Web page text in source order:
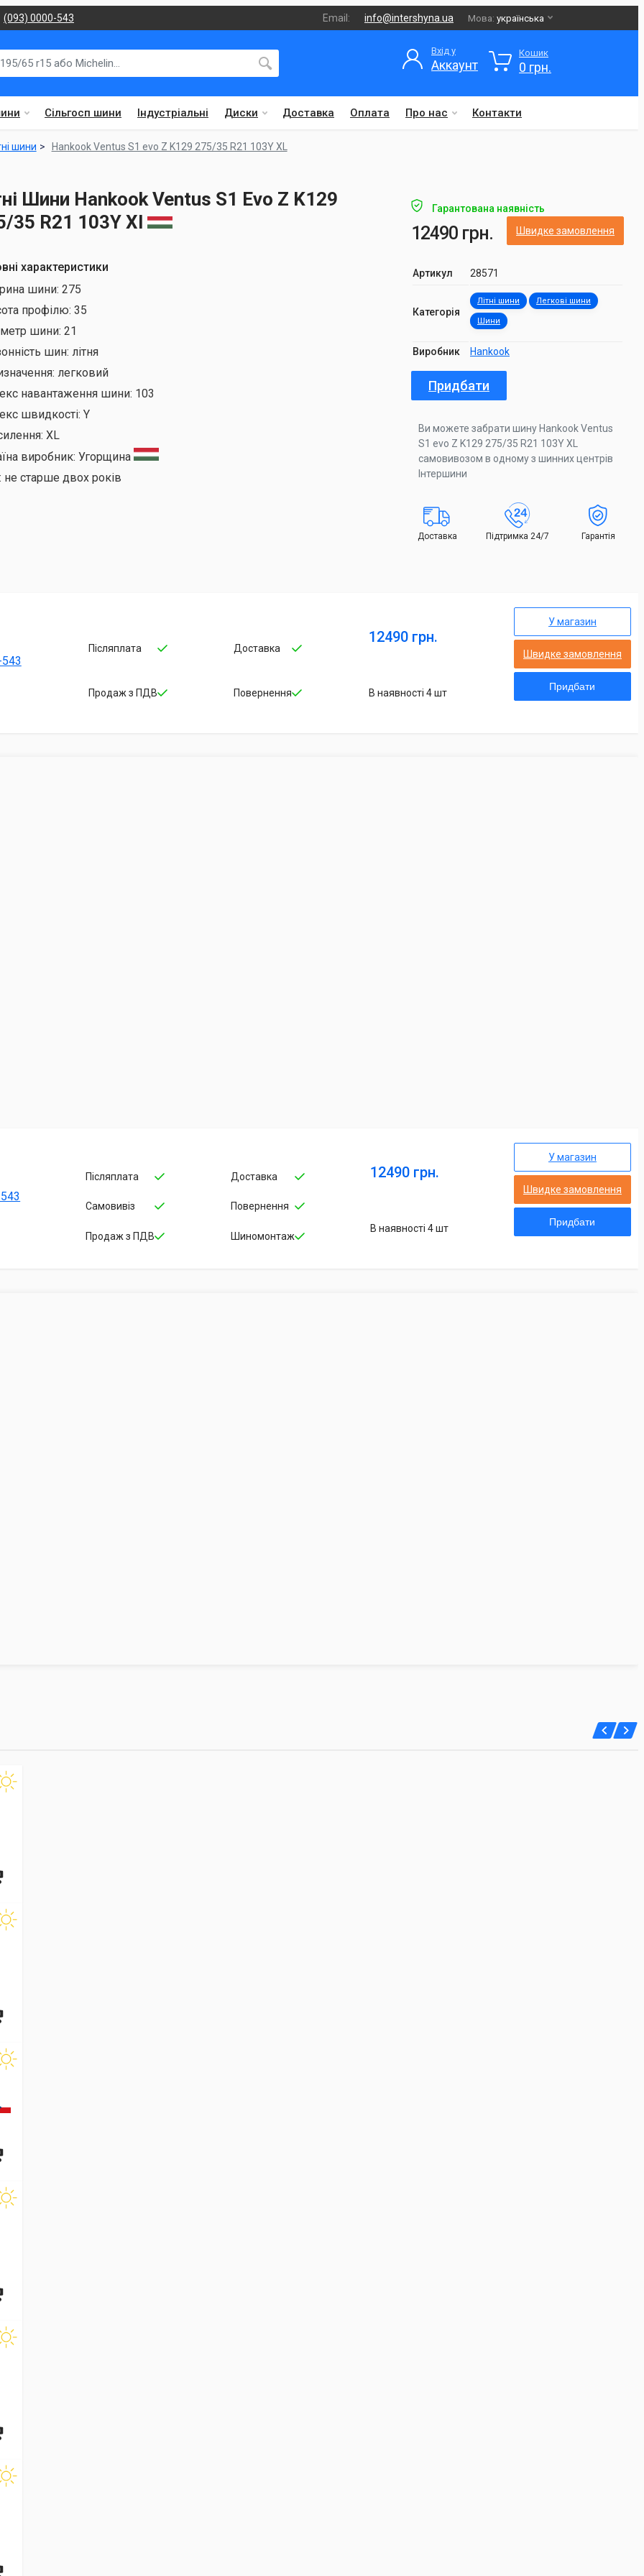
(093) 0000-543 Email: info@intershyna.ua Мова: українська
Сільгосп шини Індустріальні Диски Доставка Оплата Про нас Контакти
Вхід у
Аккаунт
Кошик
0 грн.
шини Hankook Ventus S1 evo Z K129 275/35 R21 103Y XL
Шини Hankook Ventus S1 Evo Z K129
35 R21 103Y Xl
характеристики
шини: 275
профілю: 35
шини: 21
шин: літня
легковий
навантаження шини: 103
швидкості: Y
XL
виробник: Угорщина
не старше двох років
Гарантована наявність
12490 грн. Швидке замовлення
Артикул 28571
Категорія
Літні шини Легкові шини
Шини
Виробник Hankook
Придбати
Ви можете забрати шину Hankook Ventus
S1 evo Z K129 275/35 R21 103Y XL
самовивозом в одному з шинних центрів
Інтершини
Доставка Підтримка 24/7 Гарантія
Післяплата
Продаж з ПДВ
Доставка
Повернення
12490 грн.
В наявності 4 шт
У магазин
Швидке замовлення
Придбати
Післяплата
Самовивіз
Продаж з ПДВ
Доставка
Повернення
Шиномонтаж
12490 грн.
В наявності 4 шт
У магазин
Швидке замовлення
Придбати